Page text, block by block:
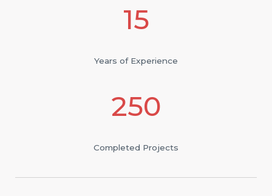
15
Years of Experience
250
Completed Projects